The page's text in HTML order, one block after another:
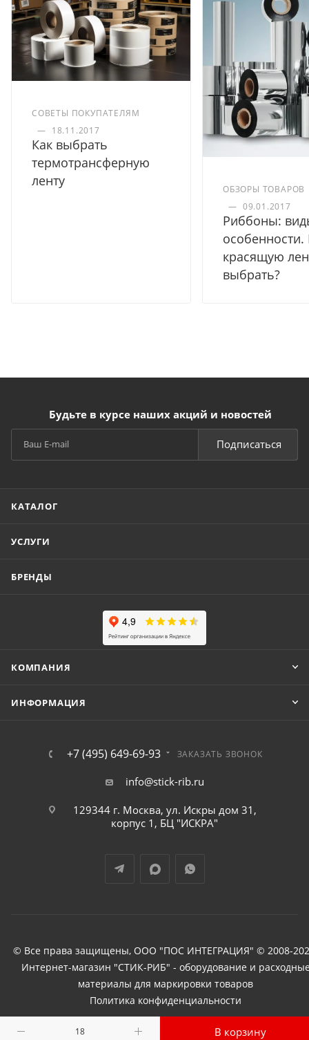
В корзину
СОВЕТЫ ПОКУПАТЕЛЯМ
— 18.11.2017
Как выбрать
термотрансферную
ленту
ОБЗОРЫ ТОВАРОВ
— 09.01.2017
Риббоны:
красящую
выбрать?
Будьте в курсе наших акций и новостей
Подписаться
КАТАЛОГ
УСЛУГИ
БРЕНДЫ
КОМПАНИЯ
ИНФОРМАЦИЯ
+7 (495) 649-69-93 ЗАКАЗАТЬ ЗВОНОК
info@stick-rib.ru
129344 г. Москва, ул. Искры дом 31,
корпус 1, БЦ "ИСКРА"
© Все права защищены, ООО "ПОС ИНТЕГРАЦИЯ" © 2008-
Интернет-магазин "СТИК-РИБ" - оборудование и
материалы для маркировки товаров
Политика конфиденциальности